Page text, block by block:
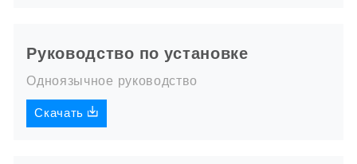
Руководство по установке
Одноязычное руководство
Скачать